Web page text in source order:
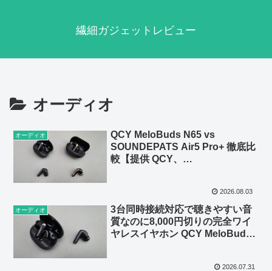
繊細ガジェットレビュー
オーディオ
オーディオ
QCY MeloBuds N65 vs
SOUNDEPATS Air5 Pro+ 徹底比
較【提供 QCY、
2026.08.03
オーディオ
3台同時接続対応で聴きやすい音
質なのに8,000円切りの完全ワイ
ヤレスイヤホン QCY MeloBuds
2026.07.31